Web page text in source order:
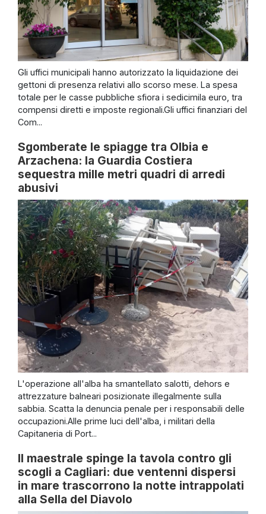
Gli uffici municipali hanno autorizzato la liquidazione dei
gettoni di presenza relativi allo scorso mese. La spesa
totale per le casse pubbliche sfiora i sedicimila euro, tra
compensi diretti e imposte regionali.Gli uffici finanziari del
Com...
Sgomberate le spiagge tra Olbia e
Arzachena: la Guardia Costiera
sequestra mille metri quadri di arredi
abusivi
L'operazione all'alba ha smantellato salotti, dehors e
attrezzature balneari posizionate illegalmente sulla
sabbia. Scatta la denuncia penale per i responsabili delle
occupazioni.Alle prime luci dell'alba, i militari della
Capitaneria di Port...
Il maestrale spinge la tavola contro gli
scogli a Cagliari: due ventenni dispersi
in mare trascorrono la notte intrappolati
alla Sella del Diavolo